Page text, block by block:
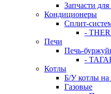
Запчасти
Кондиционеры
Сплит-
-
Печи
Печь-
-
Котлы
Б/У котлы на
Газовые